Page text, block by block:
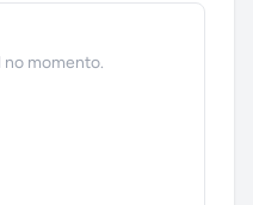
no momento.